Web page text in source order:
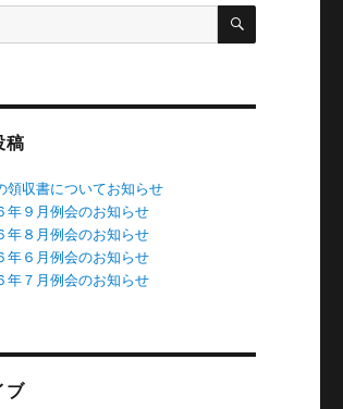
検
稿
領収書についてお知らせ
年９月例会のお知らせ
年８月例会のお知らせ
年６月例会のお知らせ
年７月例会のお知らせ
ブ